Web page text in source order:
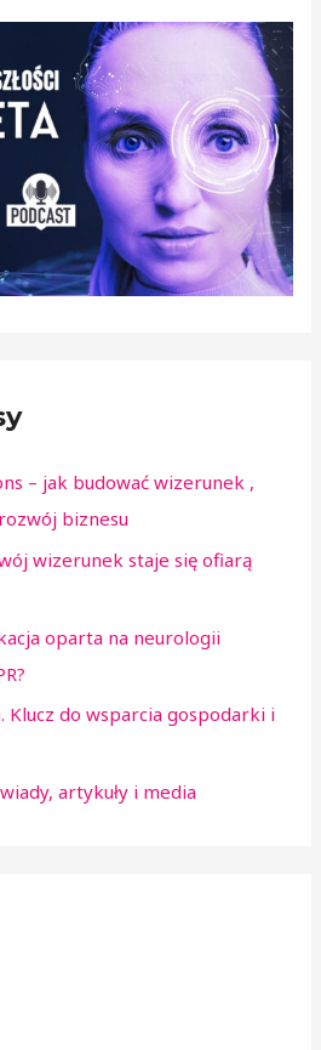
– jak budować wizerunek ,
biznesu
wizerunek staje się ofiarą
oparta na neurologii
Klucz do wsparcia gospodarki i
artykuły i media